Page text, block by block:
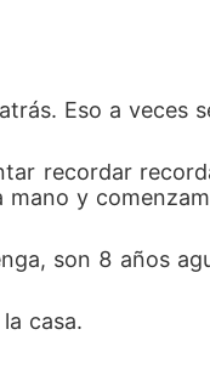
Eso a veces
recordar
y
son 8 años
casa.